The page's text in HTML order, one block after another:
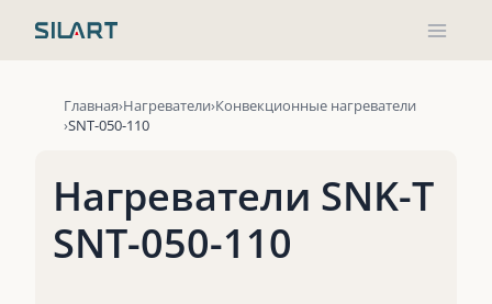
Главная Нагреватели Конвекционные нагреватели
SNT-050-110
Нагреватели SNK-T
SNT-050-110